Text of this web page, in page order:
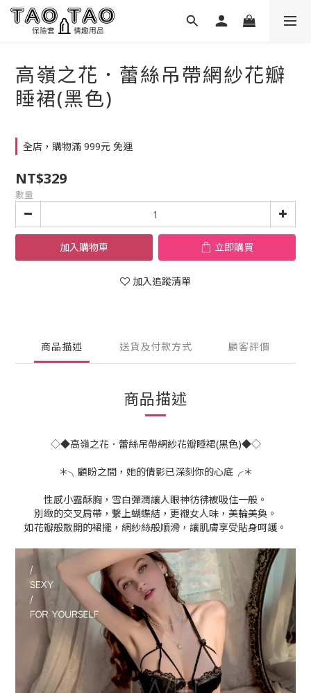
高嶺之花．蕾絲吊帶網紗花瓣
睡裙(黑色)
全店，購物滿 999元 免運
NT$329
數量
加入購物車 立即購買
加入追蹤清單
商品描述 送貨及付款方式 顧客評價
商品描述
◇◆高嶺之花．蕾絲吊帶網紗花瓣睡裙(黑色)◆◇
＊╮顧盼之間，她的倩影已深刻你的心底╭＊
性感小露酥胸，雪白彈潤讓人眼神彷彿被吸住一般。
別緻的交叉肩帶，繫上蝴蝶結，更襯女人味，美輪美奐。
如花瓣般散開的裙擺，網紗絲般順滑，讓肌膚享受貼身呵護。